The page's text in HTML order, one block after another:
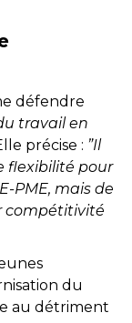
défendre
travail en
précise : ”Il
flexibilité pour
PME, mais de
compétitivité
du
au détriment